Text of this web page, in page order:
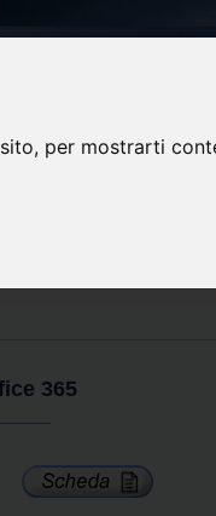
per mostrarti
365